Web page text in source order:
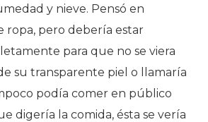
y nieve. Pensó en
ropa, pero debería estar
para que no se viera
su transparente piel o llamaría
podía comer en público
digería la comida, ésta se vería